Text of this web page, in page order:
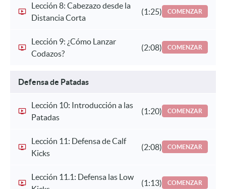
Lección 8: Cabezazo desde la
Distancia Corta
(1:25) COMENZAR
Lección 9: ¿Cómo Lanzar
Codazos?
(2:08) COMENZAR
Defensa de Patadas
Lección 10: Introducción a las
Patadas
(1:20) COMENZAR
Lección 11: Defensa de Calf
Kicks
(2:08) COMENZAR
Lección 11.1: Defensa las Low
(1:13) COMENZAR